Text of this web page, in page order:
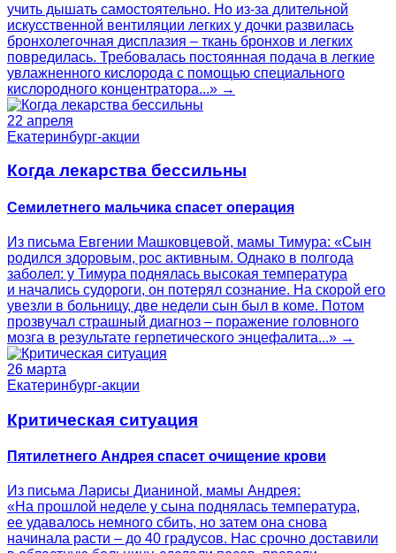
учить дышать самостоятельно. Но из-за длительной
искусственной вентиляции легких у дочки развилась
бронхолегочная дисплазия – ткань бронхов и легких
повредилась. Требовалась постоянная подача в легкие
увлажненного кислорода с помощью специального
кислородного концентратора...» →
22 апреля
Екатеринбург-акции
Когда лекарства бессильны
Семилетнего мальчика спасет операция
Из письма Евгении Машковцевой, мамы Тимура: «Сын
родился здоровым, рос активным. Однако в полгода
заболел: у Тимура поднялась высокая температура
и начались судороги, он потерял сознание. На скорой его
увезли в больницу, две недели сын был в коме. Потом
прозвучал страшный диагноз – поражение головного
мозга в результате герпетического энцефалита...» →
26 марта
Екатеринбург-акции
Критическая ситуация
Пятилетнего Андрея спасет очищение крови
Из письма Ларисы Дианиной, мамы Андрея:
«На прошлой неделе у сына поднялась температура,
ее удавалось немного сбить, но затем она снова
начинала расти – до 40 градусов. Нас срочно доставили